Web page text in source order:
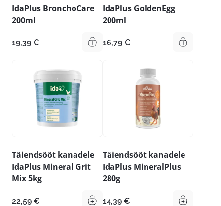
IdaPlus BronchoCare
200ml
19,39 €
IdaPlus GoldenEgg
200ml
16,79 €
Täiendsööt kanadele
IdaPlus Mineral Grit
Mix 5kg
22,59 €
Täiendsööt kanadele
IdaPlus MineralPlus
280g
14,39 €